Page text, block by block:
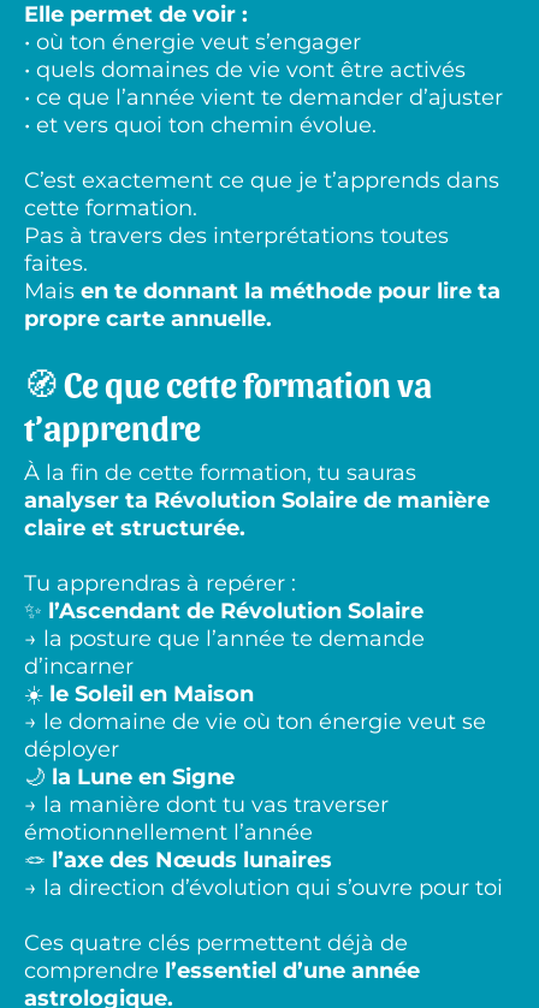
Elle permet de voir :
• où ton énergie veut s’engager
• quels domaines de vie vont être activés
• ce que l’année vient te demander d’ajuster
• et vers quoi ton chemin évolue.
C’est exactement ce que je t’apprends dans
cette formation.
Pas à travers des interprétations toutes
faites.
Mais en te donnant la méthode pour lire ta
propre carte annuelle.
🧭Ce que cette formation va
t’apprendre
À la fin de cette formation, tu sauras
analyser ta Révolution Solaire de manière
claire et structurée.
Tu apprendras à repérer :
✨ l’Ascendant de Révolution Solaire
→ la posture que l’année te demande
d’incarner
☀️ le Soleil en Maison
→ le domaine de vie où ton énergie veut se
déployer
🌙 la Lune en Signe
→ la manière dont tu vas traverser
émotionnellement l’année
🪢 l’axe des Nœuds lunaires
→ la direction d’évolution qui s’ouvre pour toi
Ces quatre clés permettent déjà de
comprendre l’essentiel d’une année
astrologique.